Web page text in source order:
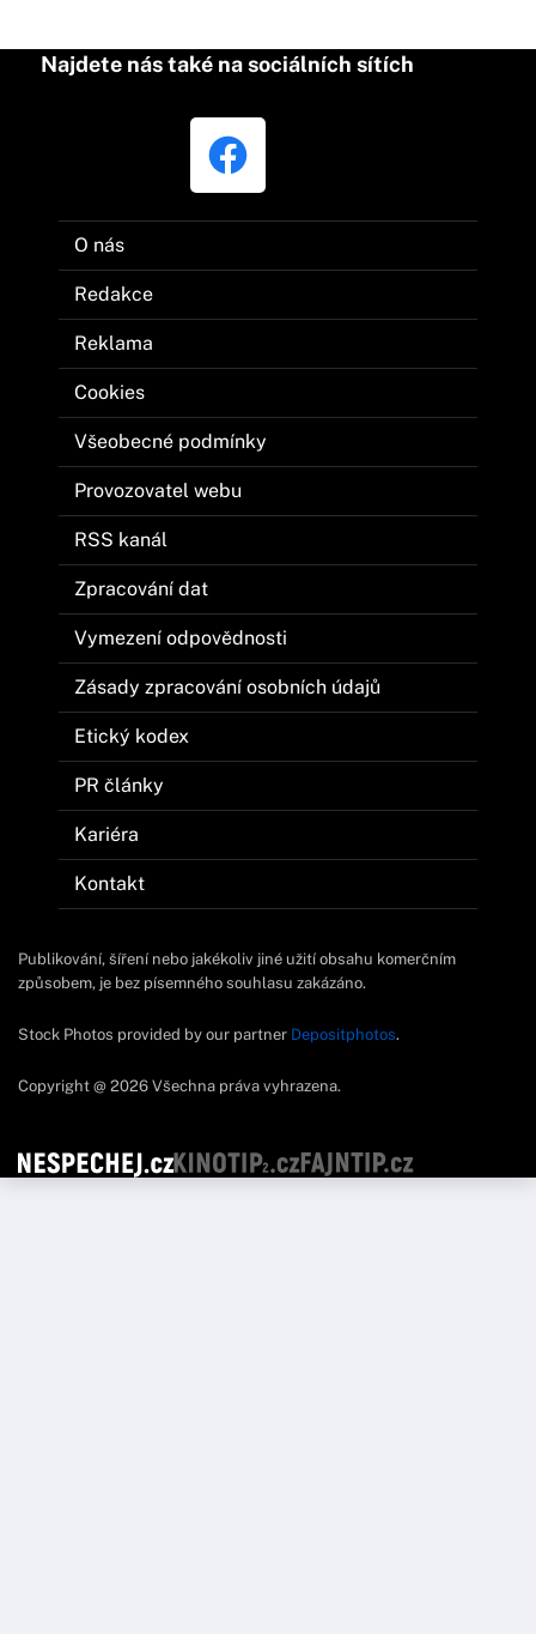
Najdete nás také na sociálních sítích
O nás
Redakce
Reklama
Cookies
Všeobecné podmínky
Provozovatel webu
RSS kanál
Zpracování dat
Vymezení odpovědnosti
Zásady zpracování osobních údajů
Etický kodex
PR články
Kariéra
Kontakt
Publikování, šíření nebo jakékoliv jiné užití obsahu komerčním
způsobem, je bez písemného souhlasu zakázáno.
Stock Photos provided by our partner Depositphotos.
Copyright @ 2026 Všechna práva vyhrazena.